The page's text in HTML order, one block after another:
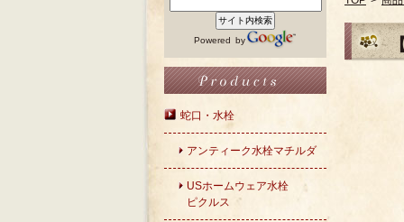
Powered by
蛇口・水栓
アンティーク水栓マチルダ
USホームウェア水栓
ピクルス